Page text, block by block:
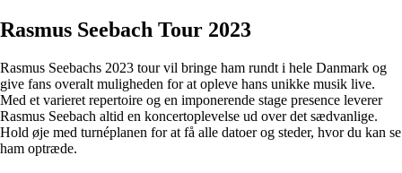
Rasmus Seebach Tour 2023
Rasmus Seebachs 2023 tour vil bringe ham rundt i hele Danmark og
give fans overalt muligheden for at opleve hans unikke musik live.
Med et varieret repertoire og en imponerende stage presence leverer
Rasmus Seebach altid en koncertoplevelse ud over det sædvanlige.
Hold øje med turnéplanen for at få alle datoer og steder, hvor du kan se
ham optræde.